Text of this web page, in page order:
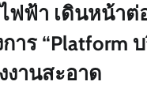
ฟฟ้า เดินหน้าต่
าร “Platform
งานสะอาด